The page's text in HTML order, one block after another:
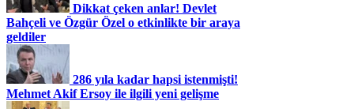
Dikkat çeken anlar! Devlet
Bahçeli ve Özgür Özel o etkinlikte bir araya
geldiler
286 yıla kadar hapsi istenmişti!
Mehmet Akif Ersoy ile ilgili yeni gelişme